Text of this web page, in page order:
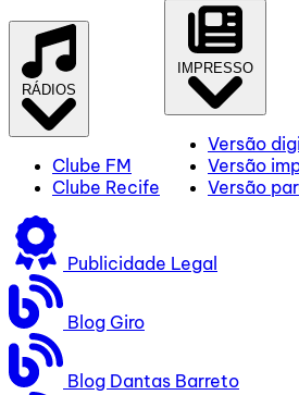
RÁDIOS
Clube FM
Clube Recife
IMPRESSO
Versão
Versão
Versão
Publicidade Legal
Blog Giro
Blog Dantas Barreto